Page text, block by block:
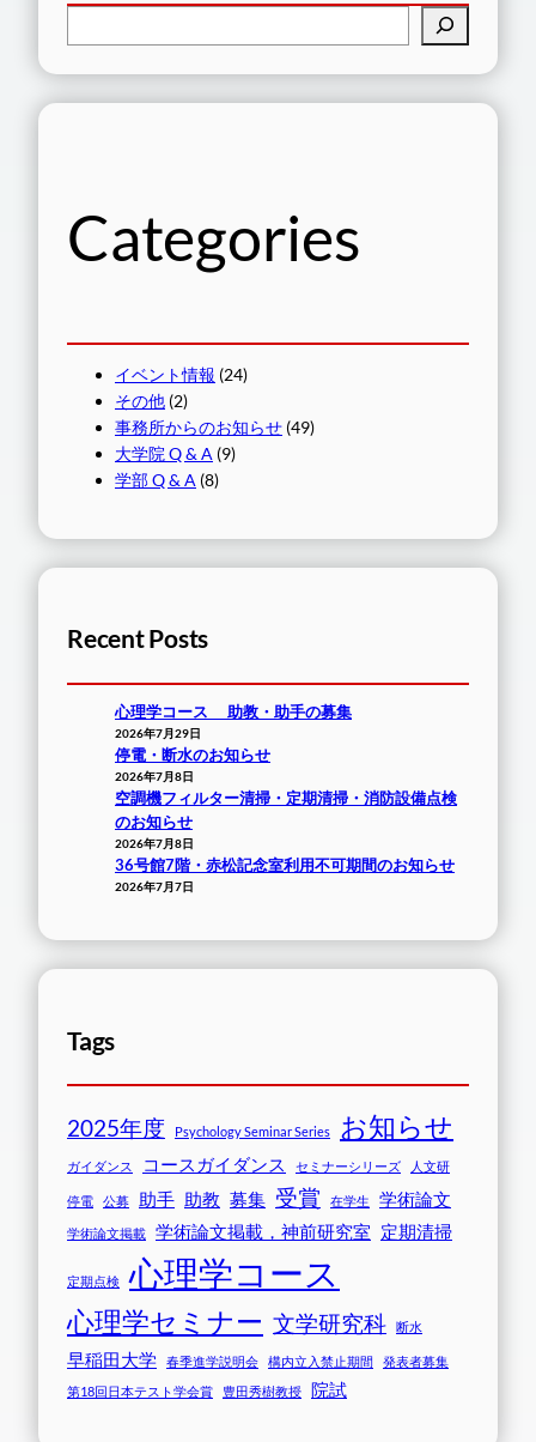
索
Categories
イベント情報 (24)
その他 (2)
事務所からのお知らせ (49)
大学院 Q & A (9)
学部 Q & A (8)
Recent Posts
心理学コース 助教・助手の募集
2026年7月29日
停電・断水のお知らせ
2026年7月8日
空調機フィルター清掃・定期清掃・消防設備点検
のお知らせ
2026年7月8日
36号館7階・赤松記念室利用不可期間のお知らせ
2026年7月7日
Tags
2025年度 Psychology Seminar Series お知らせ
ガイダンス コースガイダンス セミナーシリーズ 人文研
停電 公募 助手 助教 募集 受賞 在学生 学術論文
学術論文掲載 学術論文掲載，神前研究室 定期清掃
定期点検 心理学コース
心理学セミナー 文学研究科 断水
早稲田大学 春季進学説明会 構内立入禁止期間
発表者募集
第18回日本テスト学会賞
豊田秀樹教授 院試